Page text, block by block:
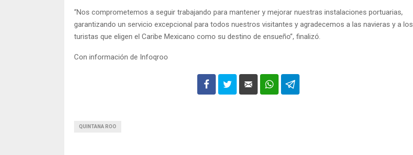
“Nos comprometemos a seguir trabajando para mantener y mejorar nuestras instalaciones portuarias,
garantizando un servicio excepcional para todos nuestros visitantes y agradecemos a las navieras y a los
turistas que eligen el Caribe Mexicano como su destino de ensueño”, finalizó.
Con información de Infoqroo
QUINTANA ROO